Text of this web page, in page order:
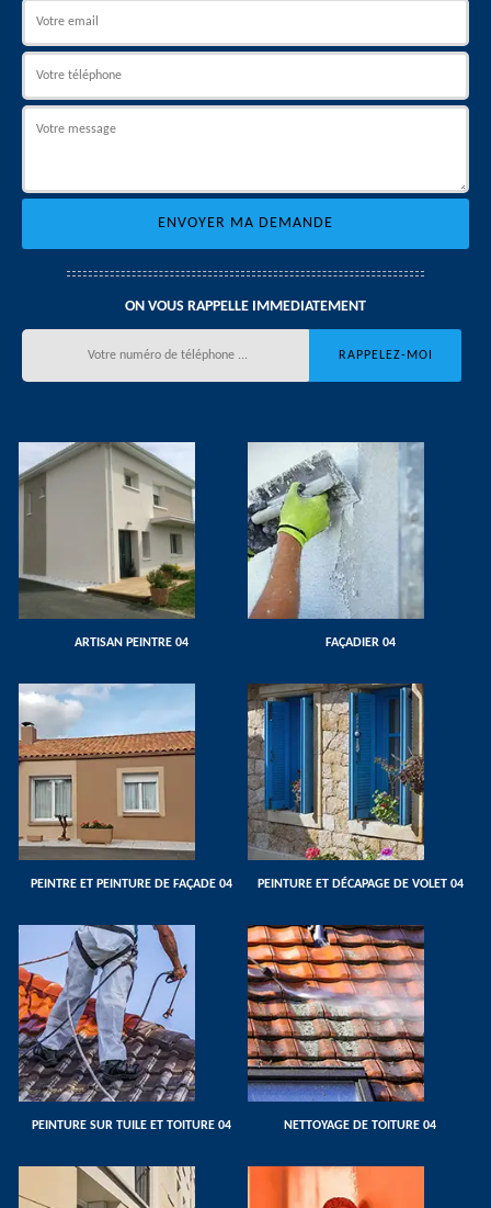
ON VOUS RAPPELLE IMMEDIATEMENT
ARTISAN PEINTRE 04 FAÇADIER 04
PEINTRE ET PEINTURE DE FAÇADE 04 PEINTURE ET DÉCAPAGE DE VOLET 04
PEINTURE SUR TUILE ET TOITURE 04 NETTOYAGE DE TOITURE 04